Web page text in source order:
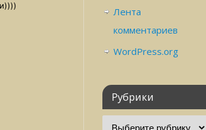
Лента
комментариев
WordPress.org
Рубрики